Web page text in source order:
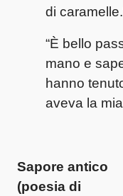
di
“È bello
mano e
hanno
aveva la
Sapore antico
(poesia di